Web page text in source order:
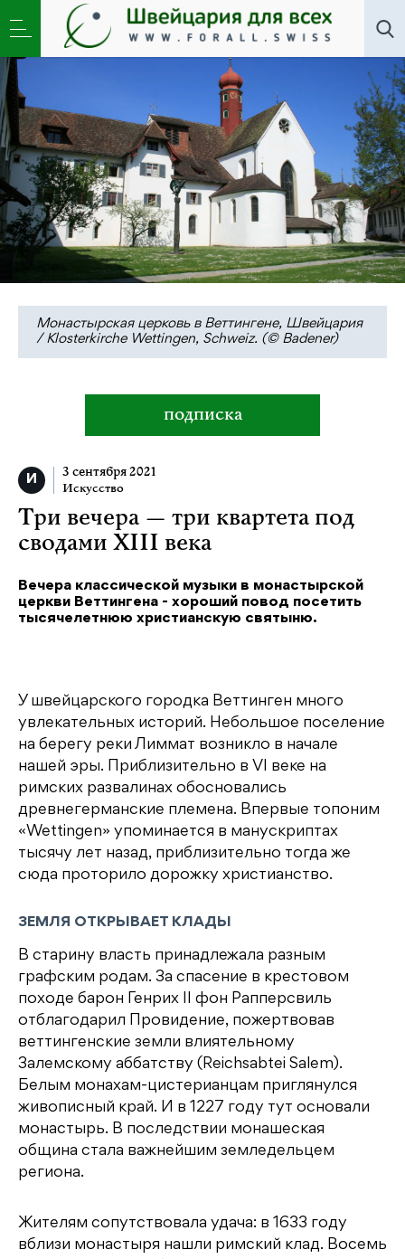
Искусство Новости»Три вечера — три квартета
под сводами XIII века
Монастырская церковь в Веттингене, Швейцария
/ Klosterkirche Wettingen, Schweiz. (© Badener)
подписка
3 сентября 2021
Искусство
Три вечера — три квартета под
сводами XIII века
Вечера классической музыки в монастырской
церкви Веттингена - хороший повод посетить
тысячелетнюю христианскую святыню.
У швейцарского городка Веттинген много
увлекательных историй. Небольшое поселение
на берегу реки Лиммат возникло в начале
нашей эры. Приблизительно в VI веке на
римских развалинах обосновались
древнегерманские племена. Впервые топоним
«Wettingen» упоминается в манускриптах
тысячу лет назад, приблизительно тогда же
сюда проторило дорожку христианство.
ЗЕМЛЯ ОТКРЫВАЕТ КЛАДЫ
В старину власть принадлежала разным
графским родам. За спасение в крестовом
походе барон Генрих II фон Рапперсвиль
отблагодарил Провидение, пожертвовав
веттингенские земли влиятельному
Залемскому аббатству (Reichsabtei Salem).
Белым монахам-цистерианцам приглянулся
живописный край. И в 1227 году тут основали
монастырь. В последствии монашеская
община стала важнейшим земледельцем
региона.
Жителям сопутствовала удача: в 1633 году
вблизи монастыря нашли римский клад. Восемь